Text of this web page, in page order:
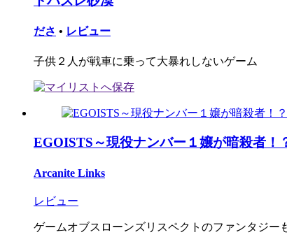
ださ • レビュー
子供２人が戦車に乗って大暴れしないゲーム
EGOISTS～現役ナンバー１嬢が暗殺者！
Arcanite Links
レビュー
ゲームオブスローンズリスペクトのファンタジー